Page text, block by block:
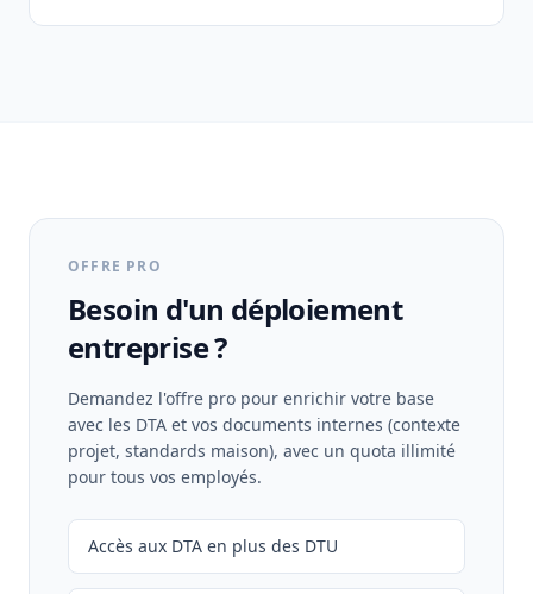
OFFRE PRO
Besoin d'un déploiement
entreprise ?
Demandez l'offre pro pour enrichir votre base
avec les DTA et vos documents internes (contexte
projet, standards maison), avec un quota illimité
pour tous vos employés.
Accès aux DTA en plus des DTU